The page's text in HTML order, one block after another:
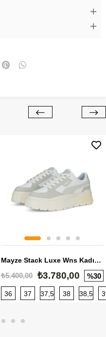
40 40,5 41 42 42,5
Mayze Stack Luxe Wns Kadın Sneaker
₺5.400,00 ₺3.780,00 %30
36 37 37,5 38 38,5